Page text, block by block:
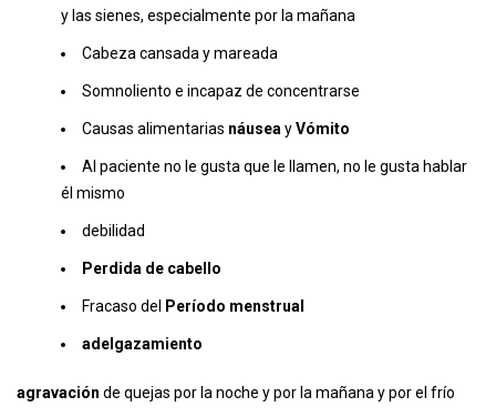
y las sienes, especialmente por la mañana
Cabeza cansada y mareada
Somnoliento e incapaz de concentrarse
Causas alimentarias náusea yVómito
Al paciente no le gusta que le llamen, no le gusta hablar
él mismo
debilidad
Perdida de cabello
Fracaso del Período menstrual
adelgazamiento
agravación de quejas por la noche y por la mañana y por el frío